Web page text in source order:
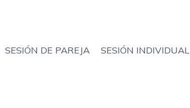
SESIÓN DE PAREJA SESIÓN INDIVIDUAL